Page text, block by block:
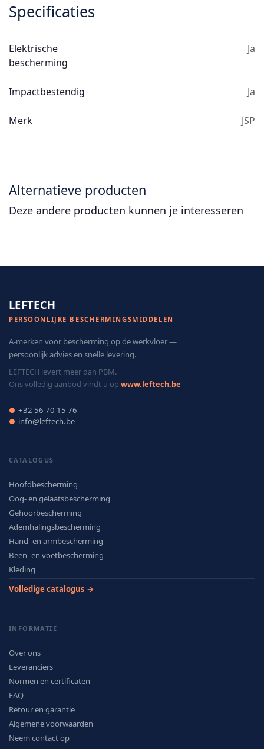
Specificaties
Elektrische
bescherming
Ja
Impactbestendig Ja
Merk JSP
Alternatieve producten
Deze andere producten kunnen je interesseren
LEFTECH
PERSOONLIJKE BESCHERMINGSMIDDELEN
A-merken voor bescherming op de werkvloer —
persoonlijk advies en snelle levering.
LEFTECH levert meer dan PBM.
Ons volledig aanbod vindt u op www.leftech.be
● +32 56 70 15 76
● info@leftech.be
CATALOGUS
Hoofdbescherming
Oog- en gelaatsbescherming
Gehoorbescherming
Ademhalingsbescherming
Hand- en armbescherming
Been- en voetbescherming
Kleding
Volledige catalogus →
INFORMATIE
Over ons
Leveranciers
Normen en certificaten
FAQ
Retour en garantie
Algemene voorwaarden
Neem contact op